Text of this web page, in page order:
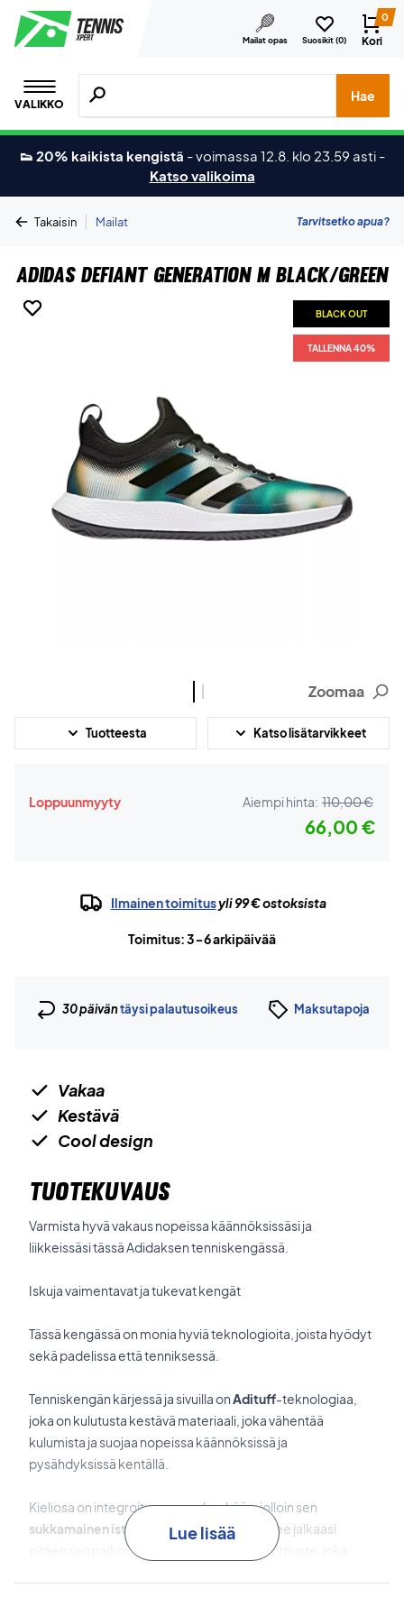
Mailat opas Suosikit (0)
0
Kori
VALIKKO
Hae tuotteita, merkkejä jne.
Hae
👟 20% kaikista kengistä -voimassa 12.8. klo 23.59 asti -
Katso valikoima
Takaisin | Mailat Tarvitsetko apua?
Adidas Defiant Generation M Black/Green
BLACK OUT
TALLENNA 40%
BLACK OUT
TALLENNA 40%
Zoomaa
Tuotteesta Katso lisätarvikkeet
Loppuunmyyty Aiempi hinta: 110,00 €
66,00 €
Ilmainen toimitusyli 99 € ostoksista
Toimitus: 3-6 arkipäivää
30 päiväntäysi palautusoikeus Maksutapoja
Vakaa
Kestävä
Cool design
TUOTEKUVAUS
Varmista hyvä vakaus nopeissa käännöksissäsi ja
liikkeissäsi tässä Adidaksen tenniskengässä.
Iskuja vaimentavat ja tukevat kengät
Tässä kengässä on monia hyviä teknologioita, joista hyödyt
sekä padelissa että tenniksessä.
Tenniskengän kärjessä ja sivuilla onAdituff-teknologiaa,
joka on kulutusta kestävä materiaali, joka vähentää
kulumista ja suojaa nopeissa käännöksissä ja
pysähdyksissä kentällä.
Kieliosa on integroitu suoraan kenkään, jolloin sen
sukkamainen istuvuus
lisää vakautta ja tukee jalkaasi
pitäen sen paikoillaan. Kantapäässä on pehmuste, joka
Lue lisää